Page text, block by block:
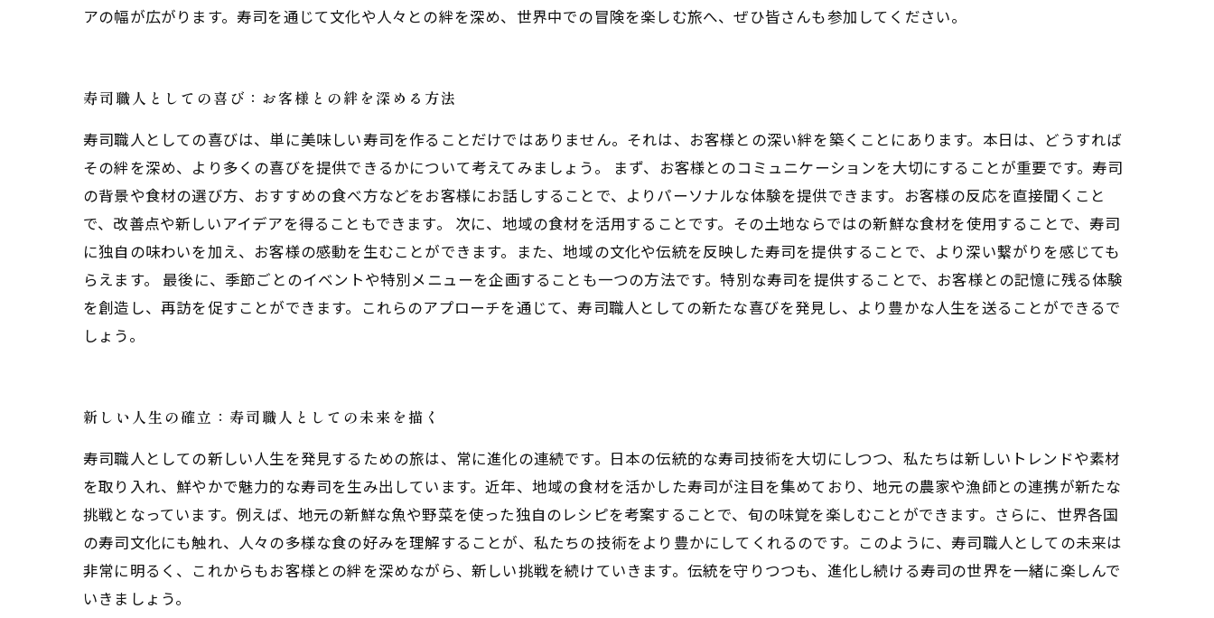
アの幅が広がります。寿司を通じて文化や人々との絆を深め、世界中での冒険を楽しむ旅へ、ぜひ皆さんも参加してください。
寿司職人としての喜び：お客様との絆を深める方法
寿司職人としての喜びは、単に美味しい寿司を作ることだけではありません。それは、お客様との深い絆を築くことにあります。本日は、どうすれば
その絆を深め、より多くの喜びを提供できるかについて考えてみましょう。 まず、お客様とのコミュニケーションを大切にすることが重要です。寿司
の背景や食材の選び方、おすすめの食べ方などをお客様にお話しすることで、よりパーソナルな体験を提供できます。お客様の反応を直接聞くこと
で、改善点や新しいアイデアを得ることもできます。 次に、地域の食材を活用することです。その土地ならではの新鮮な食材を使用することで、寿司
に独自の味わいを加え、お客様の感動を生むことができます。また、地域の文化や伝統を反映した寿司を提供することで、より深い繋がりを感じても
らえます。 最後に、季節ごとのイベントや特別メニューを企画することも一つの方法です。特別な寿司を提供することで、お客様との記憶に残る体験
を創造し、再訪を促すことができます。これらのアプローチを通じて、寿司職人としての新たな喜びを発見し、より豊かな人生を送ることができるで
しょう。
新しい人生の確立：寿司職人としての未来を描く
寿司職人としての新しい人生を発見するための旅は、常に進化の連続です。日本の伝統的な寿司技術を大切にしつつ、私たちは新しいトレンドや素材
を取り入れ、鮮やかで魅力的な寿司を生み出しています。近年、地域の食材を活かした寿司が注目を集めており、地元の農家や漁師との連携が新たな
挑戦となっています。例えば、地元の新鮮な魚や野菜を使った独自のレシピを考案することで、旬の味覚を楽しむことができます。さらに、世界各国
の寿司文化にも触れ、人々の多様な食の好みを理解することが、私たちの技術をより豊かにしてくれるのです。このように、寿司職人としての未来は
非常に明るく、これからもお客様との絆を深めながら、新しい挑戦を続けていきます。伝統を守りつつも、進化し続ける寿司の世界を一緒に楽しんで
いきましょう。